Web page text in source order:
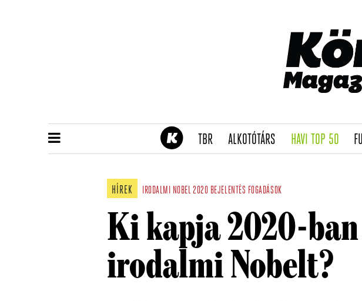
TBR(CURRENT)
ALKOTÓTÁRS(CURRENT)
HAVI TOP 50
HÍREK IRODALMI NOBEL2020 BEJELENTÉS FOGADÁSOK
Ki kapja 2020-
irodalmi Nobelt?